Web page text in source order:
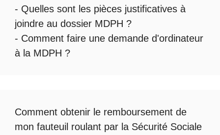
- Quelles sont les pièces justificatives à
joindre au dossier MDPH ?
- Comment faire une demande d'ordinateur
à la MDPH ?
Comment obtenir le remboursement de
mon fauteuil roulant par la Sécurité Sociale